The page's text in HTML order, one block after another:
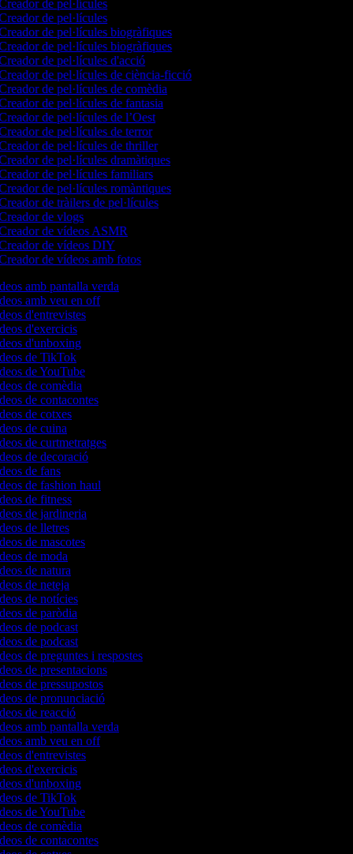
de pel·lícules
de pel·lícules
de pel·lícules biogràfiques
de pel·lícules biogràfiques
de pel·lícules d'acció
de pel·lícules de ciència-ficció
de pel·lícules de comèdia
de pel·lícules de fantasia
de pel·lícules de l’Oest
de pel·lícules de terror
de pel·lícules de thriller
de pel·lícules dramàtiques
de pel·lícules familiars
de pel·lícules romàntiques
de tràilers de pel·lícules
de vlogs
de vídeos ASMR
de vídeos DIY
de vídeos amb fotos
amb pantalla verda
amb veu en off
d'entrevistes
d'exercicis
d'unboxing
de TikTok
de YouTube
de comèdia
de contacontes
de cotxes
de cuina
de curtmetratges
de decoració
de fans
de fashion haul
de fitness
de jardineria
de lletres
de mascotes
de moda
de natura
de neteja
de notícies
de paròdia
de podcast
de podcast
de preguntes i respostes
de presentacions
de pressupostos
de pronunciació
de reacció
amb pantalla verda
amb veu en off
d'entrevistes
d'exercicis
d'unboxing
de TikTok
de YouTube
de comèdia
de contacontes